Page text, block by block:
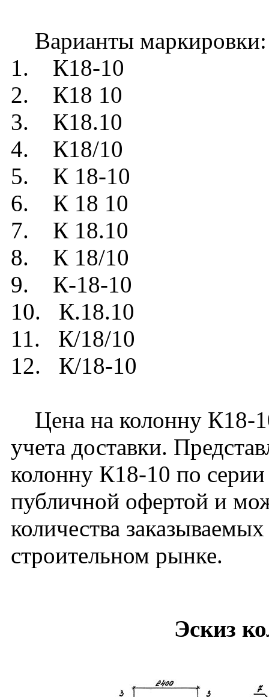
Варианты маркировки:
1. К18-10
2. К18 10
3. К18.10
4. К18/10
5. К 18-10
6. К 18 10
7. К 18.10
8. К 18/10
9. К-18-10
10. К.18.10
11. К/18/10
12. К/18-10
Цена на колонну К18-
учета доставки.
колонну К18-10 по
публичной офертой и
количества
строительном рынке.
Эскиз